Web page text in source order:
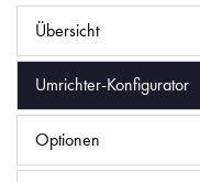
Übersicht
Umrichter-Konfigurator
Optionen